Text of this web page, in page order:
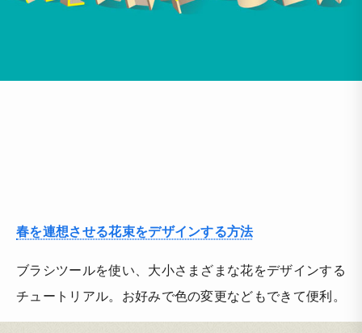
春を連想させる花束をデザインする方法
ブラシツールを使い、大小さまざまな花をデザインする
チュートリアル。お好みで色の変更などもできて便利。